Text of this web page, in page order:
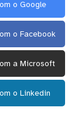
o Google
o Facebook
a Microsoft
o Linkedin